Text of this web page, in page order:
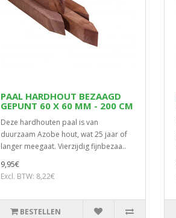
PAAL HARDHOUT BEZAAGD
GEPUNT 60 X 60 MM - 200 CM
Deze hardhouten paal is van
duurzaam Azobe hout, wat 25 jaar of
langer meegaat. Vierzijdig fijnbezaa..
9,95€
Excl. BTW: 8,22€
BESTELLEN